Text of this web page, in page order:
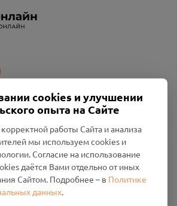
ответственностью «Смоленский
cookies и улучшении
опыта на Сайте
работы Сайта и анализа
мы используем cookies и
Согласие на использование
даётся Вами отдельно от иных
Сайтом. Подробнее – в Политике
данных.